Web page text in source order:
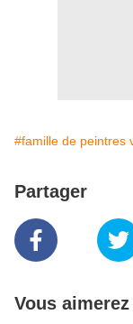
#famille de peintres
Partager
Vous